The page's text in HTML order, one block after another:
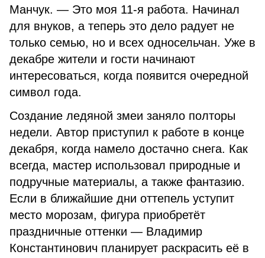
Манчук. — Это моя 11-я работа. Начинал
для внуков, а теперь это дело радует не
только семью, но и всех односельчан. Уже в
декабре жители и гости начинают
интересоваться, когда появится очередной
символ года.
Создание ледяной змеи заняло полторы
недели. Автор приступил к работе в конце
декабря, когда намело достачно снега. Как
всегда, мастер использовал природные и
подручные материалы, а также фантазию.
Если в ближайшие дни оттепель уступит
место морозам, фигура приобретёт
праздничные оттенки — Владимир
Константинович планирует раскрасить её в